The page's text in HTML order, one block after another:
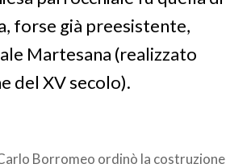
forse già preesistente,
Martesana (realizzato
del XV secolo).
Borromeo ordinò la costruzione